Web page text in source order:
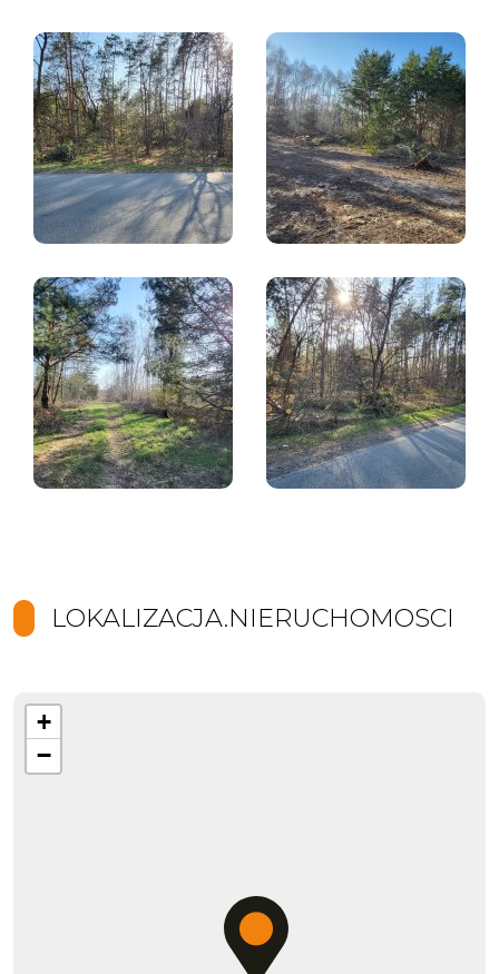
LOKALIZACJA.NIERUCHOMOSCI
+
−